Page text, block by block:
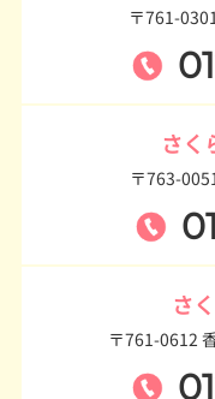
〒761-
さく
〒763-
さ
〒761-0612